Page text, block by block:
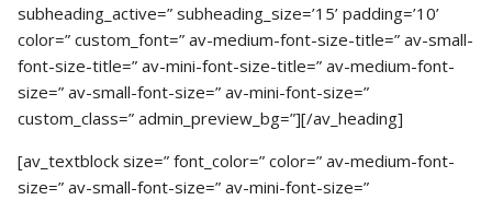
subheading_active=” subheading_size=’15’ padding=’10’
color=” custom_font=” av-medium-font-size-title=” av-small-
font-size-title=” av-mini-font-size-title=” av-medium-font-
size=” av-small-font-size=” av-mini-font-size=”
custom_class=” admin_preview_bg=”][/av_heading]
[av_textblock size=” font_color=” color=” av-medium-font-
size=” av-small-font-size=” av-mini-font-size=”